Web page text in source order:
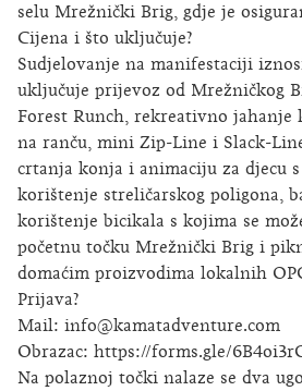
selu Mrežnički Brig, gdje je
Cijena i što uključuje?
Sudjelovanje na manifestaciji
uključuje prijevoz od Mrežničkog
Forest Runch, rekreativno
na ranču, mini Zip-Line i Slack-
crtanja konja i animaciju za djecu
korištenje streličarskog poligona,
korištenje bicikala s kojima se
početnu točku Mrežnički Brig i
domaćim proizvodima lokalnih
Prijava?
Mail: info@kamatadventure.com
Obrazac: https://forms.gle/
Na polaznoj točki nalaze se dva